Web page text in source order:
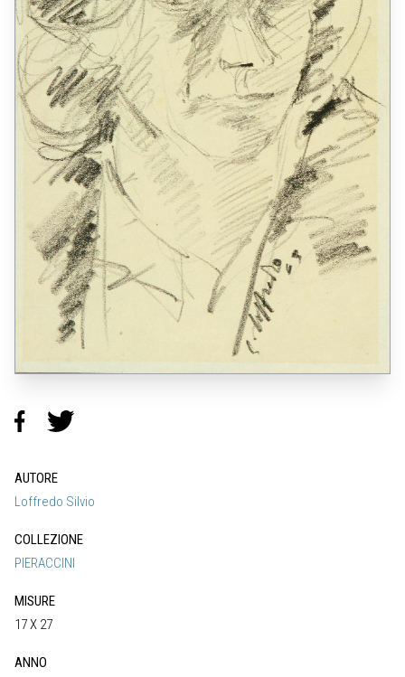
AUTORE
Loffredo Silvio
COLLEZIONE
PIERACCINI
MISURE
17 X 27
ANNO